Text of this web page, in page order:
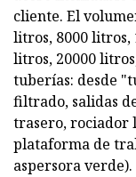
cliente. El
litros, 8000 litros,
litros, 20000
tuberías: desde
filtrado, salidas
trasero, rociador
plataforma de
aspersora verde).